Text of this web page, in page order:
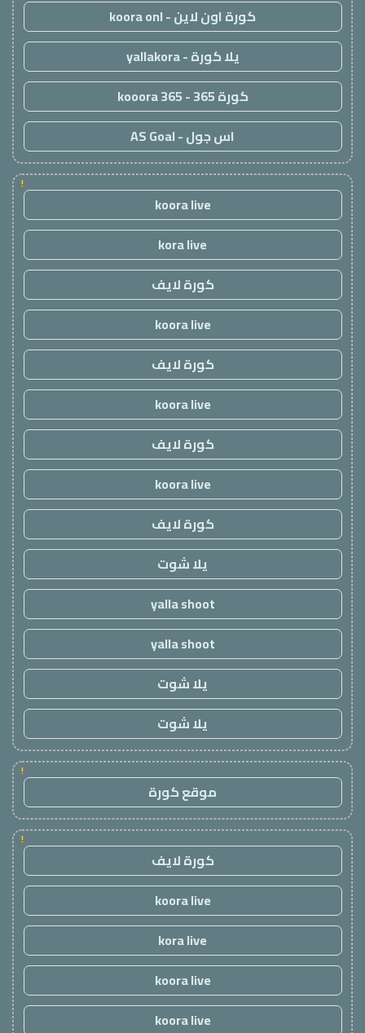
كورة اون لاين - koora onl
يلا كورة - yallakora
كورة 365 - kooora 365
اس جول - AS Goal
!
koora live
kora live
كورة لايف
koora live
كورة لايف
koora live
كورة لايف
koora live
كورة لايف
يلا شوت
yalla shoot
yalla shoot
يلا شوت
يلا شوت
!
موقع كورة
!
كورة لايف
koora live
kora live
koora live
koora live